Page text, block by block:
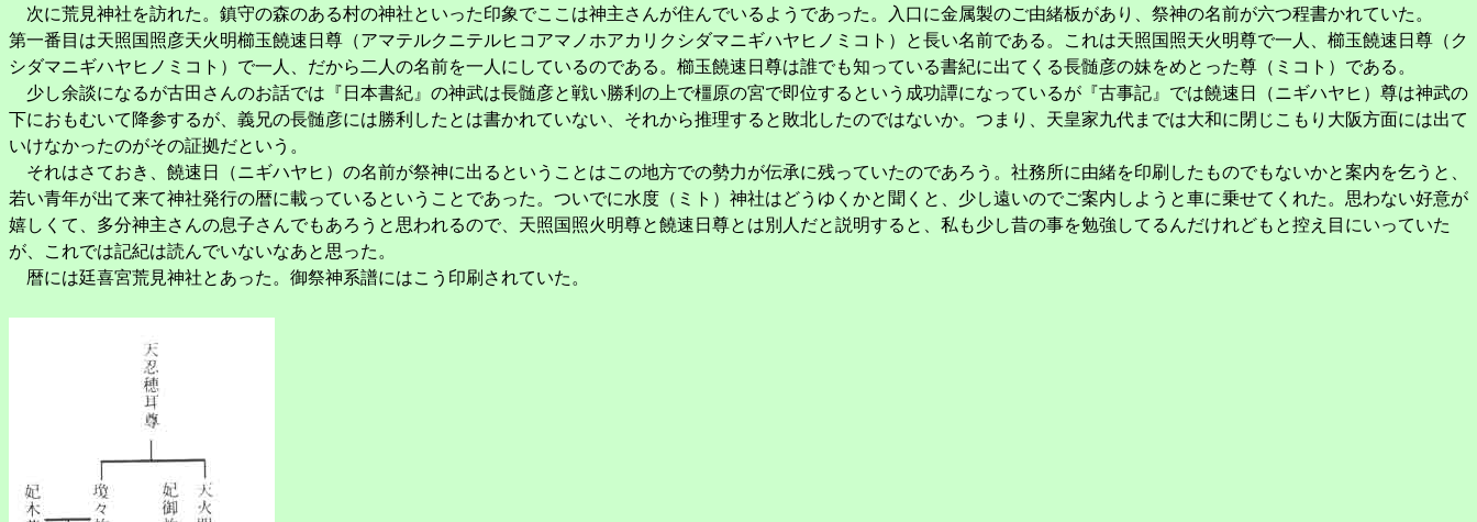
次に荒見神社を訪れた。鎮守の森のある村の神社といった印象でここは神主さんが住んでいるようであった。入口に金属製のご由緒板があり、祭神の名前が六つ程書かれていた。
第一番目は天照国照彦天火明櫛玉饒速日尊（アマテルクニテルヒコアマノホアカリクシダマニギハヤヒノミコト）と長い名前である。これは天照国照天火明尊で一人、櫛玉饒速日尊（ク
シダマニギハヤヒノミコト）で一人、だから二人の名前を一人にしているのである。櫛玉饒速日尊は誰でも知っている書紀に出てくる長髄彦の妹をめとった尊（ミコト）である。
少し余談になるが古田さんのお話では『日本書紀』の神武は長髄彦と戦い勝利の上で橿原の宮で即位するという成功譚になっているが『古事記』では饒速日（ニギハヤヒ）尊は神武の
下におもむいて降参するが、義兄の長髄彦には勝利したとは書かれていない、それから推理すると敗北したのではないか。つまり、天皇家九代までは大和に閉じこもり大阪方面には出て
いけなかったのがその証拠だという。
それはさておき、饒速日（ニギハヤヒ）の名前が祭神に出るということはこの地方での勢力が伝承に残っていたのであろう。社務所に由緒を印刷したものでもないかと案内を乞うと、
若い青年が出て来て神社発行の暦に載っているということであった。ついでに水度（ミト）神社はどうゆくかと聞くと、少し遠いのでご案内しようと車に乗せてくれた。思わない好意が
嬉しくて、多分神主さんの息子さんでもあろうと思われるので、天照国照火明尊と饒速日尊とは別人だと説明すると、私も少し昔の事を勉強してるんだけれどもと控え目にいっていた
が、これでは記紀は読んでいないなあと思った。
暦には廷喜宮荒見神社とあった。御祭神系譜にはこう印刷されていた。